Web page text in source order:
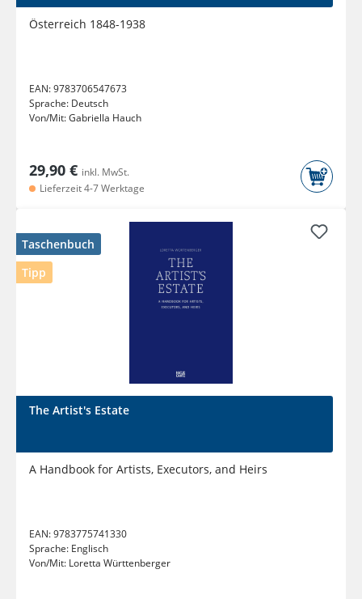
Österreich 1848-1938
EAN:9783706547673
Sprache: Deutsch
Von/Mit:Gabriella Hauch
29,90 € inkl. MwSt.
Lieferzeit 4-7 Werktage
Taschenbuch
Tipp
The Artist's Estate
A Handbook for Artists, Executors, and Heirs
EAN:9783775741330
Sprache: Englisch
Von/Mit: Loretta Württenberger